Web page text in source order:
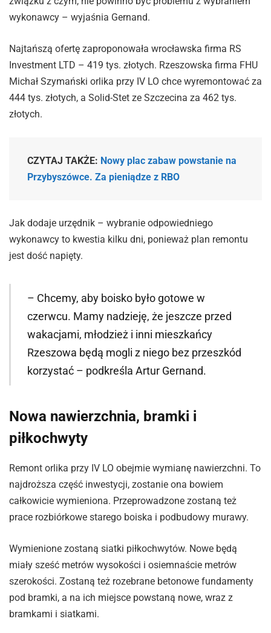
wykonawcy – wyjaśnia Gernand.
Najtańszą ofertę zaproponowała wrocławska firma RS
Investment LTD – 419 tys. złotych. Rzeszowska firma FHU
Michał Szymański orlika przy IV LO chce wyremontować za
444 tys. złotych, a Solid-Stet ze Szczecina za 462 tys.
złotych.
CZYTAJ TAKŻE: Nowy plac zabaw powstanie na
Przybyszówce. Za pieniądze z RBO
Jak dodaje urzędnik – wybranie odpowiedniego
wykonawcy to kwestia kilku dni, ponieważ plan remontu
jest dość napięty.
– Chcemy, aby boisko było gotowe w
czerwcu. Mamy nadzieję, że jeszcze przed
wakacjami, młodzież i inni mieszkańcy
Rzeszowa będą mogli z niego bez przeszkód
korzystać – podkreśla Artur Gernand.
Nowa nawierzchnia, bramki i
piłkochwyty
Remont orlika przy IV LO obejmie wymianę nawierzchni. To
najdroższa część inwestycji, zostanie ona bowiem
całkowicie wymieniona. Przeprowadzone zostaną też
prace rozbiórkowe starego boiska i podbudowy murawy.
Wymienione zostaną siatki piłkochwytów. Nowe będą
miały sześć metrów wysokości i osiemnaście metrów
szerokości. Zostaną też rozebrane betonowe fundamenty
pod bramki, a na ich miejsce powstaną nowe, wraz z
bramkami i siatkami.